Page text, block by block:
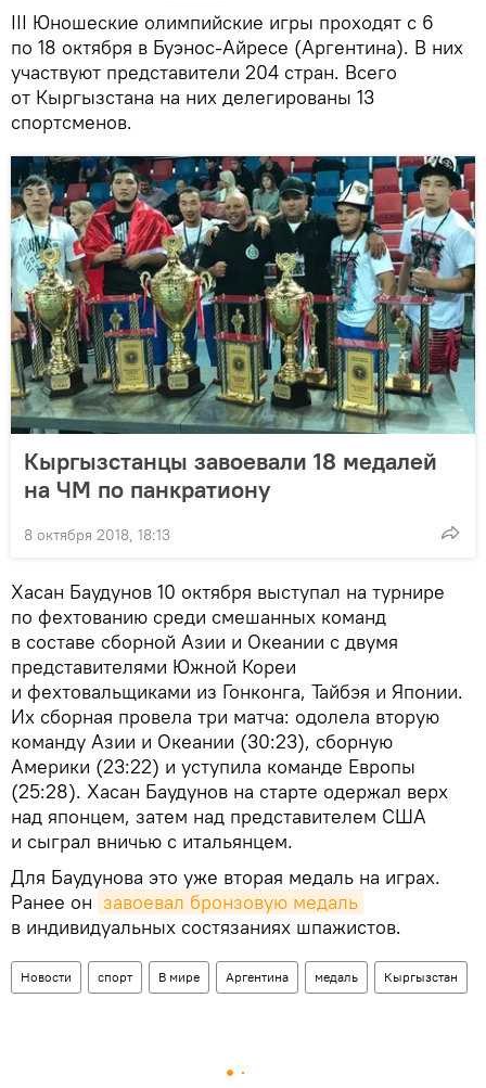
III Юношеские олимпийские игры проходят с 6
по 18 октября в Буэнос-Айресе (Аргентина). В них
участвуют представители 204 стран. Всего
от Кыргызстана на них делегированы 13
спортсменов.
Кыргызстанцы завоевали 18 медалей
на ЧМ по панкратиону
8 октября 2018, 18:13
Хасан Баудунов 10 октября выступал на турнире
по фехтованию среди смешанных команд
в составе сборной Азии и Океании с двумя
представителями Южной Кореи
и фехтовальщиками из Гонконга, Тайбэя и Японии.
Их сборная провела три матча: одолела вторую
команду Азии и Океании (30:23), сборную
Америки (23:22) и уступила команде Европы
(25:28). Хасан Баудунов на старте одержал верх
над японцем, затем над представителем США
и сыграл вничью с итальянцем.
Для Баудунова это уже вторая медаль на играх.
Ранее он завоевал бронзовую медаль
в индивидуальных состязаниях шпажистов.
Новости спорт В мире Аргентина медаль Кыргызстан